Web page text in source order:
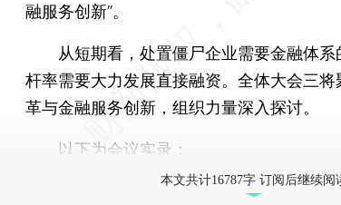
融服务创新”。
从短期看，处置僵尸企业需要金融体系
杆率需要大力发展直接融资。全体大会三
革与金融服务创新，组织力量深入探讨。
以下为会议实录：
本文共计16787字 订阅后继续阅